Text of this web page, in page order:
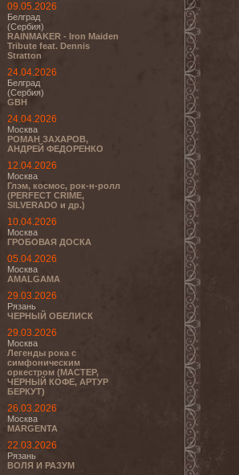
09.05.2026
Белград
(Сербия)
RAINMAKER - Iron Maiden
Tribute feat. Dennis
Stratton
24.04.2026
Белград
(Сербия)
GBH
24.04.2026
Москва
РОМАН ЗАХАРОВ,
АНДРЕЙ ФЕДОРЕНКО
12.04.2026
Москва
Глэм, космос, рок-н-ролл
(PERFECT CRIME,
SILVERADO и др.)
10.04.2026
Москва
ГРОБОВАЯ ДОСКА
05.04.2026
Москва
AMALGAMA
29.03.2026
Рязань
ЧЕРНЫЙ ОБЕЛИСК
29.03.2026
Москва
Легенды рока с
симфоническим
оркестром (МАСТЕР,
ЧЕРНЫЙ КОФЕ, АРТУР
БЕРКУТ)
26.03.2026
Москва
MARGENTA
22.03.2026
Рязань
ВОЛЯ И РАЗУМ